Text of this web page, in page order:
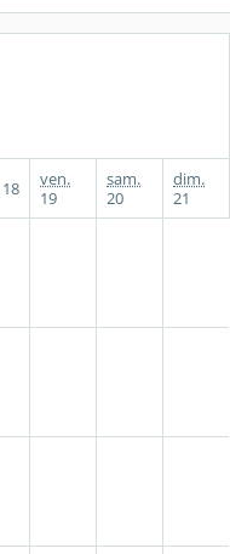
18
ven.
19
sam.
20
dim.
21